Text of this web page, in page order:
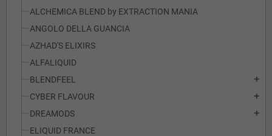
ALCHEMICA BLEND by EXTRACTION MANIA
ANGOLO DELLA GUANCIA
AZHAD'S ELIXIRS
ALFALIQUID
BLENDFEEL
add
CYBER FLAVOUR add
DREAMODS add
ELIQUID FRANCE